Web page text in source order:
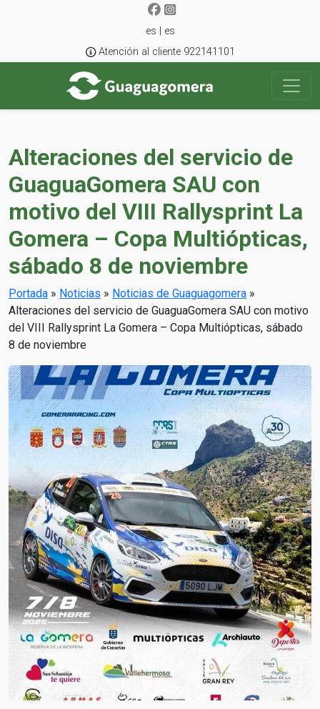
es | es
Atención al cliente 922141101
Alteraciones del servicio de
GuaguaGomera SAU con
motivo del VIII Rallysprint La
Gomera – Copa Multiópticas,
sábado 8 de noviembre
Portada » Noticias » Noticias de Guaguagomera »
Alteraciones del servicio de GuaguaGomera SAU con motivo
del VIII Rallysprint La Gomera – Copa Multiópticas, sábado
8 de noviembre